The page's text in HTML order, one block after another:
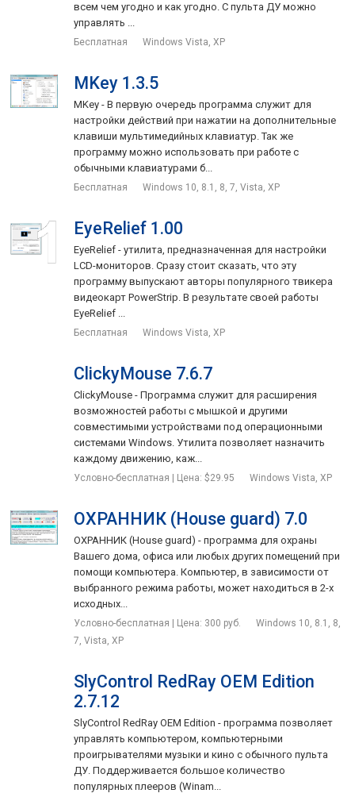
всем чем угодно и как угодно. С пульта ДУ можно
управлять ...
Бесплатная Windows Vista, XP
MKey 1.3.5
MKey - В первую очередь программа служит для
настройки действий при нажатии на дополнительные
клавиши мультимедийных клавиатур. Так же
программу можно использовать при работе с
обычными клавиатурами б...
Бесплатная Windows 10, 8.1, 8, 7, Vista, XP
EyeRelief 1.00
EyeRelief - утилита, предназначенная для настройки
LCD-мониторов. Сразу стоит сказать, что эту
программу выпускают авторы популярного твикера
видеокарт PowerStrip. В результате своей работы
EyeRelief ...
Бесплатная Windows Vista, XP
ClickyMouse 7.6.7
ClickyMouse - Программа служит для расширения
возможностей работы с мышкой и другими
совместимыми устройствами под операционными
системами Windows. Утилита позволяет назначить
каждому движению, каж...
Условно-бесплатная | Цена: $29.95 Windows Vista, XP
ОХРАННИК (House guard) 7.0
ОХРАННИК (House guard) - программа для охраны
Вашего дома, офиса или любых других помещений при
помощи компьютера. Компьютер, в зависимости от
выбранного режима работы, может находиться в 2-х
исходных...
Условно-бесплатная | Цена: 300 руб.
Windows 10, 8.1, 8,
7, Vista, XP
SlyControl RedRay OEM Edition
2.7.12
SlyControl RedRay OEM Edition - программа позволяет
управлять компьютером, компьютерными
проигрывателями музыки и кино с обычного пульта
ДУ. Поддерживается большое количество
популярных плееров (Winam...